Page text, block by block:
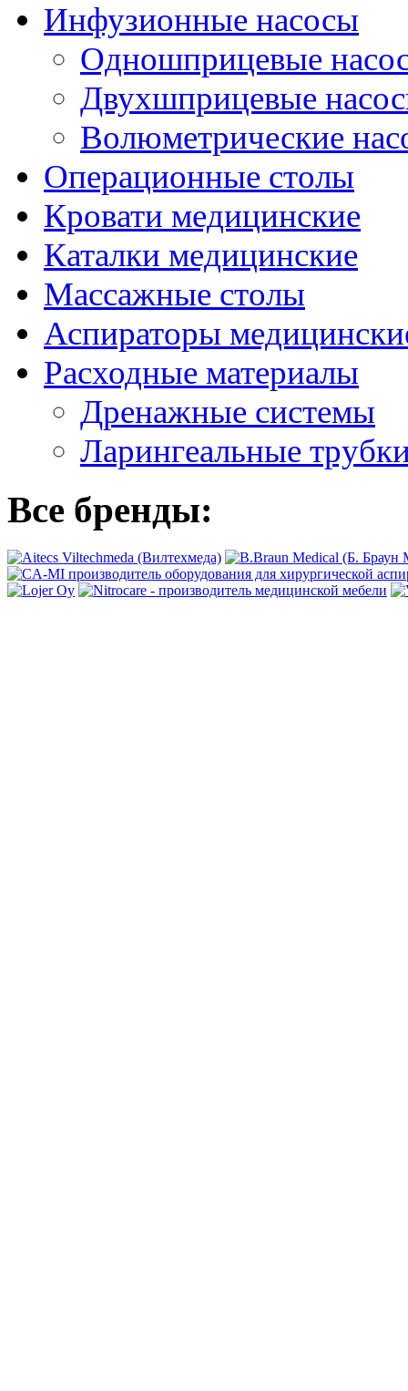
Инфузионные насосы
Одношприцевые
Двухшприцевые
Волюметрические
Операционные столы
Кровати медицинские
Каталки медицинские
Массажные столы
Аспираторы
Расходные материалы
Дренажные системы
Ларингеальные
Все бренды: